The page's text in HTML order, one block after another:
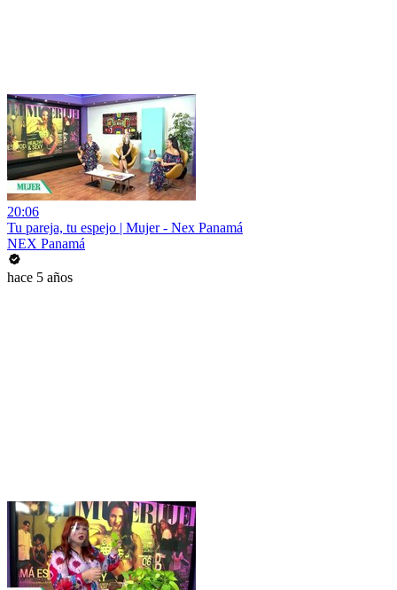
20:06
Tu pareja, tu espejo | Mujer - Nex Panamá
NEX Panamá
hace 5 años